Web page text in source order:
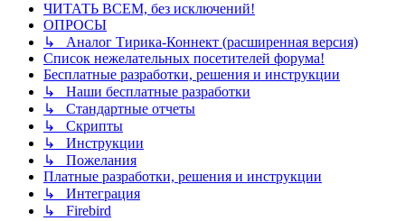
ЧИТАТЬ ВСЕМ, без исключений!
ОПРОСЫ
↳ Аналог Тирика-Коннект (расширенная версия)
Список нежелательных посетителей форума!
Бесплатные разработки, решения и инструкции
↳ Наши бесплатные разработки
↳ Стандартные отчеты
↳ Скрипты
↳ Инструкции
↳ Пожелания
Платные разработки, решения и инструкции
↳ Интеграция
↳ Firebird